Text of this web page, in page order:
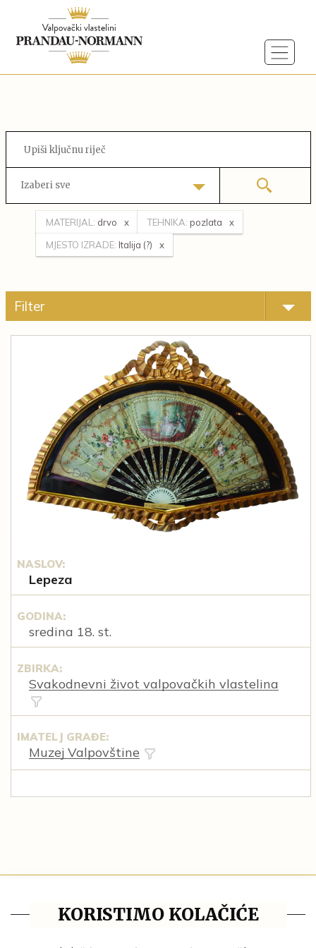
Izaberi sve
MATERIJAL: drvo TEHNIKA: pozlata
MJESTO IZRADE: Italija (?)
Filter
NASLOV:
Lepeza
GODINA:
sredina 18. st.
ZBIRKA:
Svakodnevni život valpovačkih vlastelina
IMATELJ GRAĐE:
Muzej Valpovštine
Impresum KORISTIMO KOLAČIĆE